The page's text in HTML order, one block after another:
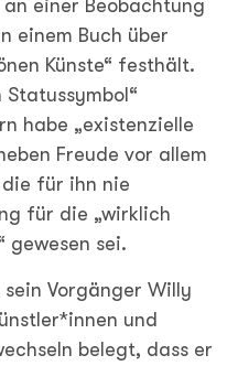
einer Beobachtung
einem Buch über
Künste“ festhält.
Statussymbol“
habe „existenzielle
Freude vor allem
für ihn nie
für die „wirklich
gewesen sei.
Vorgänger Willy
und
belegt, dass er